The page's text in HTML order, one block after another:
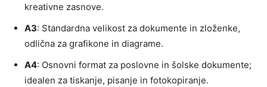
kreativne zasnove.
A3: Standardna velikost za dokumente in zloženke,
odlična za grafikone in diagrame.
A4: Osnovni format za poslovne in šolske dokumente;
idealen za tiskanje, pisanje in fotokopiranje.